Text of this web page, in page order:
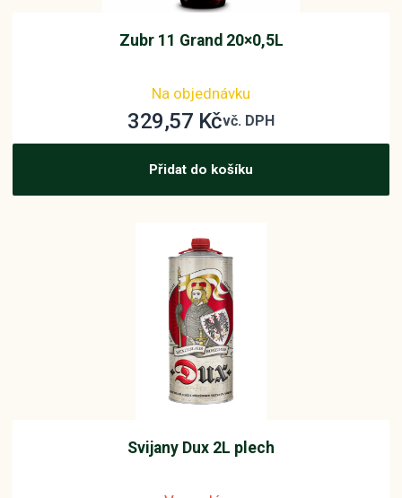
Zubr 11 Grand 20×0,5L
Na objednávku
329,57 Kčvč. DPH
Přidat do košíku
Svijany Dux 2L plech